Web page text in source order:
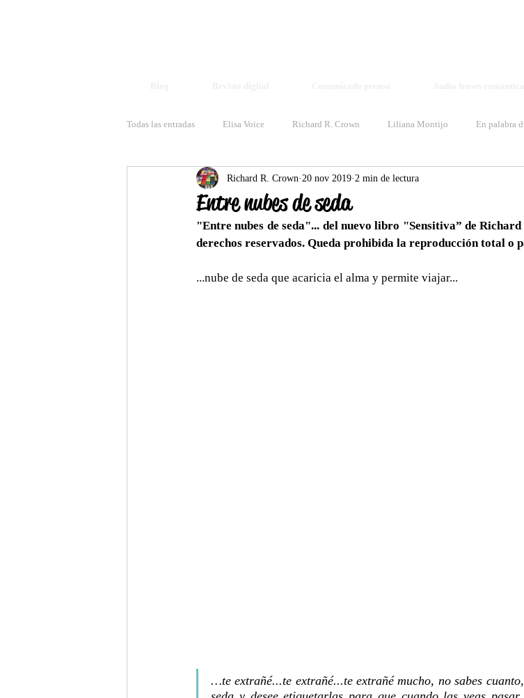
Todas las entradas Elisa Voice Richard R. Crown Liliana Montijo En palabra
Entre nubes de seda
Richard R. Crown 20 nov 2019 2 min de lectura
"Entre nubes de seda"... del nuevo libro "Sensitiva” de
derechos reservados. Queda prohibida la reproducción total o
...nube de seda que acaricia el alma y permite viajar...
…te extrañé...te extrañé...te extrañé mucho, no sabes